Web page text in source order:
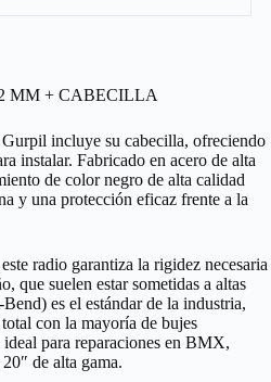
MM + CABECILLA
incluye su cabecilla, ofreciendo
instalar. Fabricado en acero de alta
de color negro de alta calidad
y una protección eficaz frente a la
radio garantiza la rigidez necesaria
que suelen estar sometidas a altas
es el estándar de la industria,
con la mayoría de bujes
para reparaciones en BMX,
de alta gama.